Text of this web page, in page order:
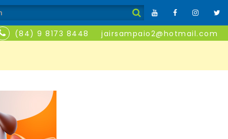
(84) 9 8173 8448 jairsampaio2@hotmail.com